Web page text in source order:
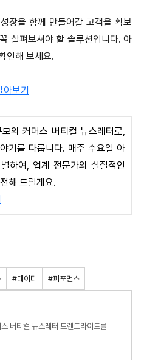
장을 함께 만들어갈 고객을 확보
살펴보셔야 할 솔루션입니다. 아
인해 보세요.
보기
의 커머스 버티컬 뉴스레터로,
기를 다룹니다. 매주 수요일 아
하여, 업계 전문가의 실질적인
해 드릴게요.
#데이터 #퍼포먼스
트렌드라이트를